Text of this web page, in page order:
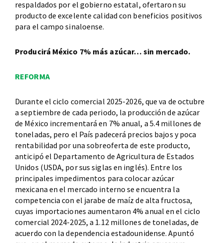
respaldados por el gobierno estatal, ofertaron su
producto de excelente calidad con beneficios positivos
para el campo sinaloense.
Producirá México 7% más azúcar… sin mercado.
REFORMA
Durante el ciclo comercial 2025-2026, que va de octubre
a septiembre de cada periodo, la producción de azúcar
de México incrementará en 7% anual, a 5.4 millones de
toneladas, pero el País padecerá precios bajos y poca
rentabilidad por una sobreoferta de este producto,
anticipó el Departamento de Agricultura de Estados
Unidos (USDA, por sus siglas en inglés). Entre los
principales impedimentos para colocar azúcar
mexicana en el mercado interno se encuentra la
competencia con el jarabe de maíz de alta fructosa,
cuyas importaciones aumentaron 4% anual en el ciclo
comercial 2024-2025, a 1.12 millones de toneladas, de
acuerdo con la dependencia estadounidense. Apuntó